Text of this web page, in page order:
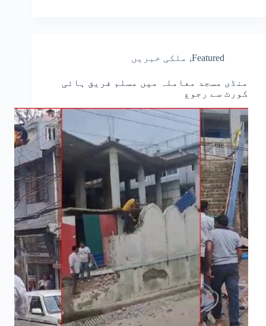
Featured
, ملکی خبریں
منڈی مسجد معاملہ میں مسلم فریق ہائی
کورٹ سے رجوع